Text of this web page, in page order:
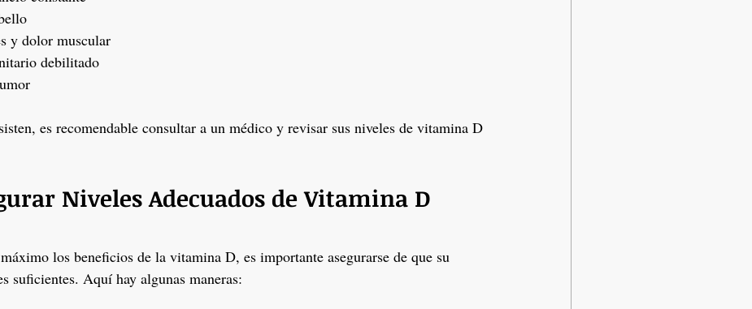
y dolor muscular
debilitado
es recomendable consultar a un médico y revisar sus niveles de vitamina D
Niveles Adecuados de Vitamina D
los beneficios de la vitamina D, es importante asegurarse de que su
suficientes. Aquí hay algunas maneras: